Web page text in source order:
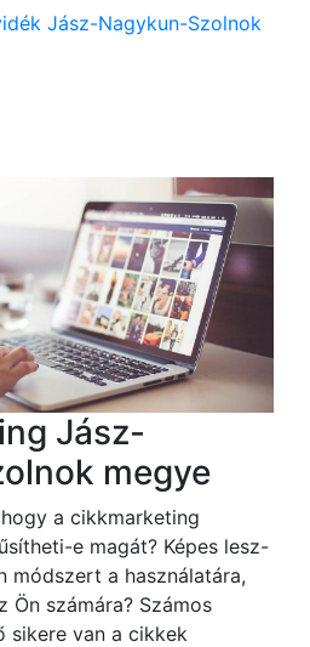
Jász-Nagykun-Szolnok
Jász-
megye
a cikkmarketing
e magát? Képes lesz-
módszert a használatára,
Ön számára? Számos
sikere van a cikkek